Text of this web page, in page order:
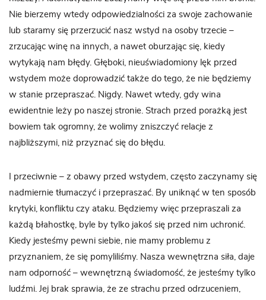
Nie bierzemy wtedy odpowiedzialności za swoje zachowanie
lub staramy się przerzucić nasz wstyd na osoby trzecie –
zrzucając winę na innych, a nawet oburzając się, kiedy
wytykają nam błędy. Głęboki, nieuświadomiony lęk przed
wstydem może doprowadzić także do tego, że nie będziemy
w stanie przepraszać. Nigdy. Nawet wtedy, gdy wina
ewidentnie leży po naszej stronie. Strach przed porażką jest
bowiem tak ogromny, że wolimy zniszczyć relacje z
najbliższymi, niż przyznać się do błędu.
I przeciwnie – z obawy przed wstydem, często zaczynamy się
nadmiernie tłumaczyć i przepraszać. By uniknąć w ten sposób
krytyki, konfliktu czy ataku. Będziemy więc przepraszali za
każdą błahostkę, byle by tylko jakoś się przed nim uchronić.
Kiedy jesteśmy pewni siebie, nie mamy problemu z
przyznaniem, że się pomyliliśmy. Nasza wewnętrzna siła, daje
nam odporność – wewnętrzną świadomość, że jesteśmy tylko
ludźmi. Jej brak sprawia, że ze strachu przed odrzuceniem,